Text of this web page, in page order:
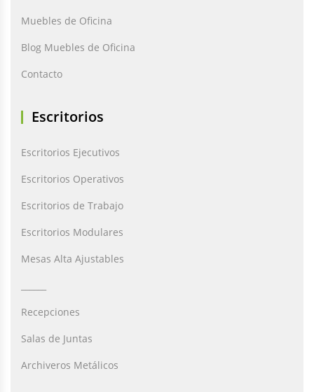
Muebles de Oficina
Blog Muebles de Oficina
Contacto
Escritorios
Escritorios Ejecutivos
Escritorios Operativos
Escritorios de Trabajo
Escritorios Modulares
Mesas Alta Ajustables
Recepciones
Salas de Juntas
Archiveros Metálicos